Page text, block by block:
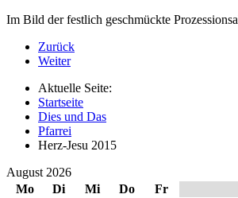
Im Bild der festlich geschmückte
Zurück
Weiter
Aktuelle Seite:
Startseite
Dies und Das
Pfarrei
Herz-Jesu 2015
August 2026
Mo
Di Mi Do Fr